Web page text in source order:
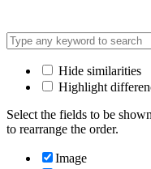
Hide similarities
Highlight
Select the fields to be
to rearrange the order.
Image